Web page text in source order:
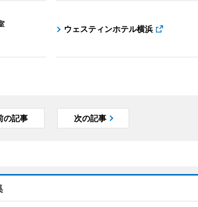
ウェスティンホテル横浜
の記事 次の記事